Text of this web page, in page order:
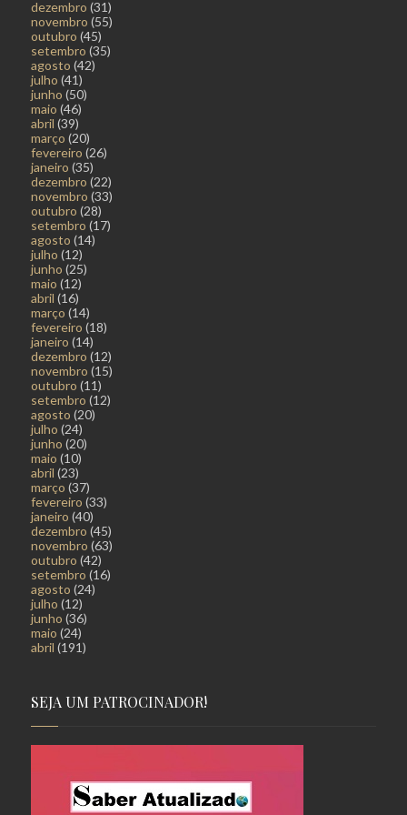
dezembro (31)
novembro (55)
outubro (45)
setembro (35)
agosto (42)
julho (41)
junho (50)
maio (46)
abril (39)
março (20)
fevereiro (26)
janeiro (35)
dezembro (22)
novembro (33)
outubro (28)
setembro (17)
agosto (14)
julho (12)
junho (25)
maio (12)
abril (16)
março (14)
fevereiro (18)
janeiro (14)
dezembro (12)
novembro (15)
outubro (11)
setembro (12)
agosto (20)
julho (24)
junho (20)
maio (10)
abril (23)
março (37)
fevereiro (33)
janeiro (40)
dezembro (45)
novembro (63)
outubro (42)
setembro (16)
agosto (24)
julho (12)
junho (36)
maio (24)
abril (191)
SEJA UM PATROCINADOR!